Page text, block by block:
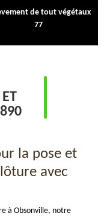
de tout végétaux
77
la pose et
avec
à Obsonville, notre